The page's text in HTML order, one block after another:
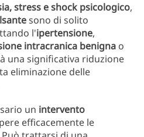
stress e shock psicologico,
sono di solito
l'ipertensione,
intracranica benigna o
una significativa riduzione
eliminazione delle
un intervento
efficacemente le